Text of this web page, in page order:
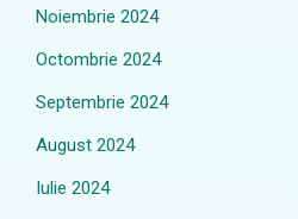
Noiembrie 2024
Octombrie 2024
Septembrie 2024
August 2024
Iulie 2024